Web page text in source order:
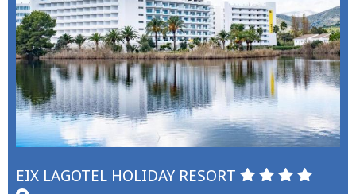
EIX LAGOTEL HOLIDAY RESORT